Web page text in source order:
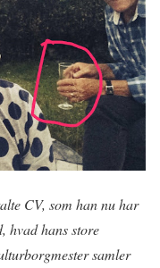
CV, som han nu har
hvad hans store
samler